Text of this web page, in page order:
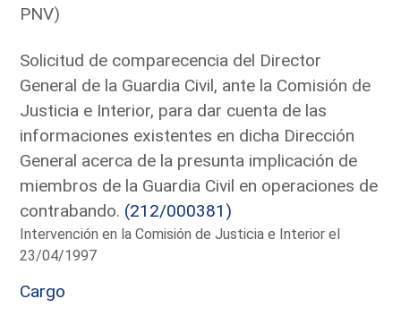
PNV)
Solicitud de comparecencia del Director
General de la Guardia Civil, ante la Comisión de
Justicia e Interior, para dar cuenta de las
informaciones existentes en dicha Dirección
General acerca de la presunta implicación de
miembros de la Guardia Civil en operaciones de
contrabando. (212/000381)
Intervención en la Comisión de Justicia e Interior el
23/04/1997
Cargo